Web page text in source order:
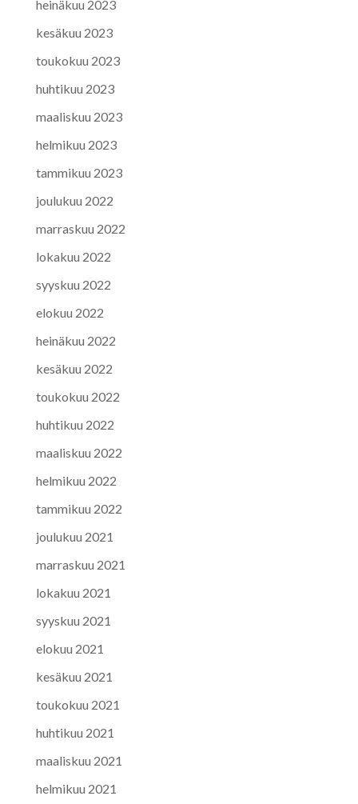
heinäkuu 2023
kesäkuu 2023
toukokuu 2023
huhtikuu 2023
maaliskuu 2023
helmikuu 2023
tammikuu 2023
joulukuu 2022
marraskuu 2022
lokakuu 2022
syyskuu 2022
elokuu 2022
heinäkuu 2022
kesäkuu 2022
toukokuu 2022
huhtikuu 2022
maaliskuu 2022
helmikuu 2022
tammikuu 2022
joulukuu 2021
marraskuu 2021
lokakuu 2021
syyskuu 2021
elokuu 2021
kesäkuu 2021
toukokuu 2021
huhtikuu 2021
maaliskuu 2021
helmikuu 2021